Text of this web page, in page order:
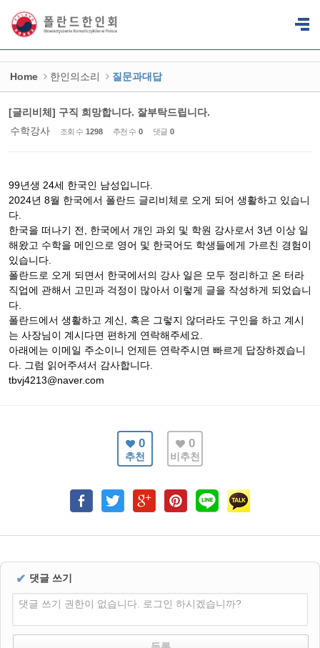
Home 한인의소리 질문과대답
[글리비체] 구직 희망합니다. 잘부탁드립니다.
수학강사
조회 수 1298 추천 수 0 댓글 0
99년생 24세 한국인 남성입니다.
2024년 8월 한국에서 폴란드 글리비체로 오게 되어 생활하고 있습니
다.
한국을 떠나기 전, 한국에서 개인 과외 및 학원 강사로서 3년 이상 일
해왔고 수학을 메인으로 영어 및 한국어도 학생들에게 가르친 경험이
있습니다.
폴란드로 오게 되면서 한국에서의 강사 일은 모두 정리하고 온 터라
직업에 관해서 고민과 걱정이 많아서 이렇게 글을 작성하게 되었습니
다.
폴란드에서 생활하고 계신, 혹은 그렇지 않더라도 구인을 하고 계시
는 사장님이 계시다면 편하게 연락해주세요.
아래에는 이메일 주소이니 언제든 연락주시면 빠르게 답장하겠습니
다. 그럼 읽어주셔서 감사합니다.
tbvj4213@naver.com
0
추천
0
비추천
✔ 댓글 쓰기
댓글 쓰기 권한이 없습니다. 로그인 하시겠습니까?